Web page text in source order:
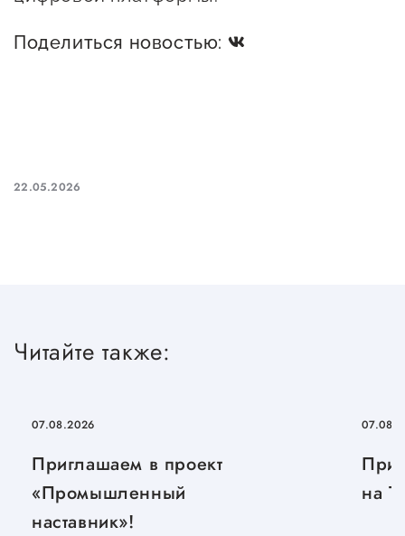
Каталог югорских франшиз
Инвестору
Конкурсы для
Сервисы для бизнеса
О фонде
Общая информация
Органы управления и надзора
Поделиться новостью:
22.05.2026
Читайте также:
07.08.2026
Приглашаем в проект
«Промышленный
наставник»!
на